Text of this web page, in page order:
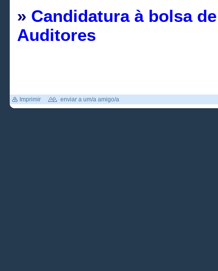
» Candidatura à bolsa
Auditores
Imprimir enviar a um/a amigo/a